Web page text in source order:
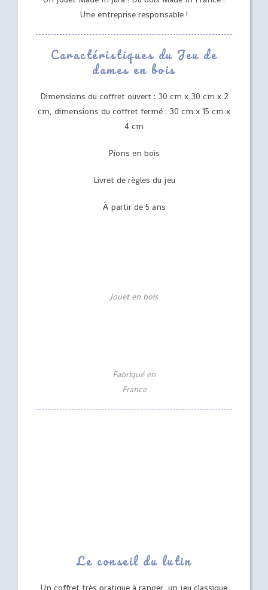
Une entreprise responsable !
Caractéristiques du Jeu de
dames en bois
Dimensions du coffret ouvert : 30 cm x 30 cm x 2
cm, dimensions du coffret fermé : 30 cm x 15 cm x
4 cm
Pions en bois
Livret de règles du jeu
À partir de 5 ans
Jouet en bois
Fabriqué en
France
Le conseil du lutin
Un coffret très pratique à ranger, un jeu classique